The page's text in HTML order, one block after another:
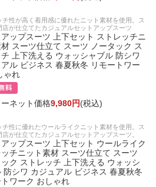
チ性が高く着用感に優れたニット素材を使用。ス
店が仕立てたカジュアルセットアップスーツ
ップスーツ 上下セット ストレッチニ
材 スーツ仕立て スーツ ノータック ス
チ 上下洗える ウォッシャブル 防シワ
ル ビジネス 春夏秋冬 リモートワー
ゃれ
ネット価格9,980円(税込)
チ性に優れたウールライクニット素材を使用。ス
店が仕立てたカジュアルセットアップスーツ。
ップスーツ 上下セット ウールライク
チニット素材 スーツ仕立て スーツ
ック ストレッチ 上下洗える ウォッシ
防シワ カジュアル ビジネス 春夏秋冬
トワーク おしゃれ